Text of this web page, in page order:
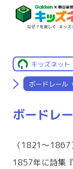
キッズネット
ボードレール
ボードレ
（1821〜
1857年に詩集